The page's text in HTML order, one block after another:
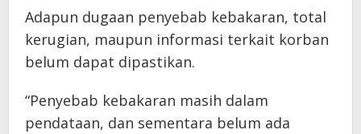
Adapun dugaan penyebab kebakaran, total
kerugian, maupun informasi terkait korban
belum dapat dipastikan.
“Penyebab kebakaran masih dalam
pendataan, dan sementara belum ada